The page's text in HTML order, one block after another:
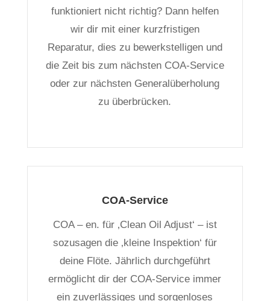
funktioniert nicht richtig? Dann helfen
wir dir mit einer kurzfristigen
Reparatur, dies zu bewerkstelligen und
die Zeit bis zum nächsten COA-Service
oder zur nächsten Generalüberholung
zu überbrücken.
COA-Service
COA – en. für ‚Clean Oil Adjust‘ – ist
sozusagen die ‚kleine Inspektion‘ für
deine Flöte. Jährlich durchgeführt
ermöglicht dir der COA-Service immer
ein zuverlässiges und sorgenloses